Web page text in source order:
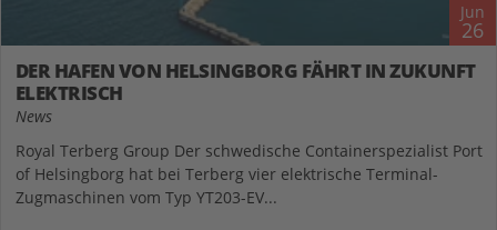
Jun
26
DER HAFEN VON HELSINGBORG FÄHRT IN ZUKUNFT
ELEKTRISCH
News
Royal Terberg Group Der schwedische Containerspezialist Port
of Helsingborg hat bei Terberg vier elektrische Terminal-
Zugmaschinen vom Typ YT203-EV...